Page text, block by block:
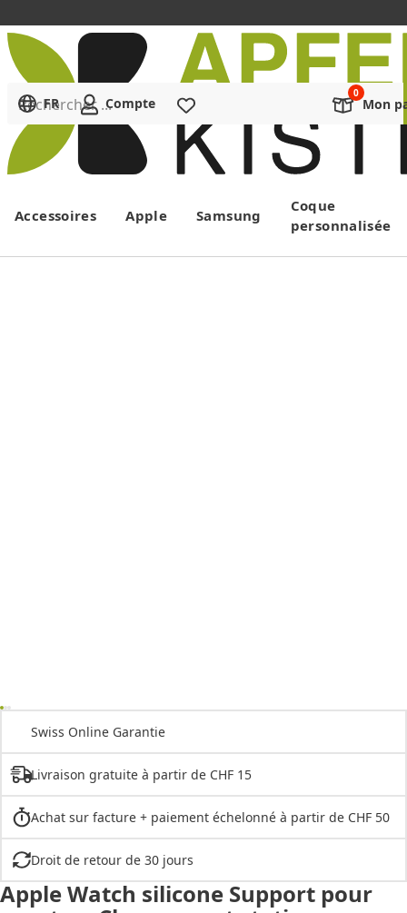
Menu
Rechercher ...
FR Compte Mon
Accessoires Apple Samsung
Coque
personnalisée
Swiss Online Garantie
Livraison gratuite à partir de CHF 15
Achat sur facture + paiement échelonné à partir de CHF 50
Droit de retour de 30 jours
Apple Watch silicone Support pour